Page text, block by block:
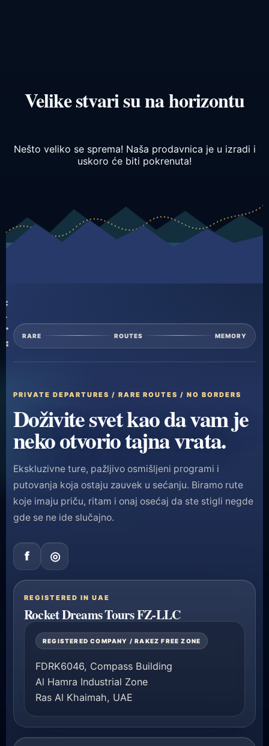
Velike stvari su na horizontu
Nešto veliko se sprema! Naša prodavnica je u izradi i
uskoro će biti pokrenuta!
RARE ROUTES MEMORY
PRIVATE DEPARTURES / RARE ROUTES / NO BORDERS
Doživite svet kao da vam je
neko otvorio tajna vrata.
Ekskluzivne ture, pažljivo osmišljeni programi i
putovanja koja ostaju zauvek u sećanju. Biramo rute
koje imaju priču, ritam i onaj osećaj da ste stigli negde
gde se ne ide slučajno.
f ◎
REGISTERED IN UAE
Rocket Dreams Tours FZ-LLC
REGISTERED COMPANY / RAKEZ FREE ZONE
FDRK6046, Compass Building
Al Hamra Industrial Zone
Ras Al Khaimah, UAE